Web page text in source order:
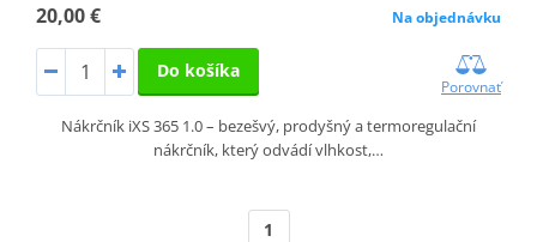
20,00 € Na objednávku
Do košíka
Porovnať
Nákrčník iXS 365 1.0 – bezešvý, prodyšný a termoregulační
nákrčník, který odvádí vlhkost,…
1